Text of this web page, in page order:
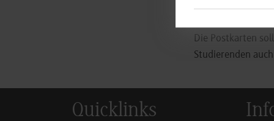
während eines
Die Postkarten
Studierenden
Quicklinks